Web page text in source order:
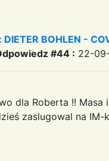
DIETER BOHLEN -
#44 : 22-
dla Roberta !!
zaslugowal na IM-